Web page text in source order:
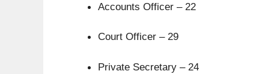
Accounts Officer – 22
Court Officer – 29
Private Secretary – 24